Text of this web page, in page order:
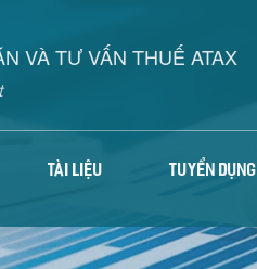
VÀ TƯ VẤN THUẾ ATAX
TÀI LIỆU TUYỂN DỤNG